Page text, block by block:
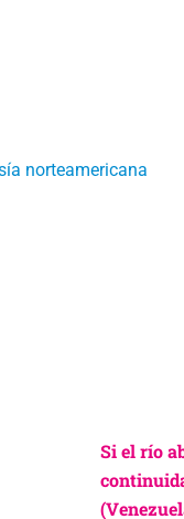
norteamericana
Si el río